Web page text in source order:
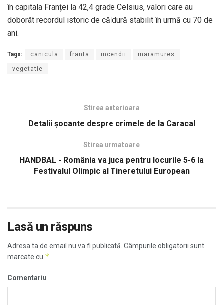
în capitala Franței la 42,4 grade Celsius, valori care au
doborât recordul istoric de căldură stabilit în urmă cu 70 de
ani.
Tags: canicula franta incendii maramures
vegetatie
Stirea anterioara
Detalii şocante despre crimele de la Caracal
Stirea urmatoare
HANDBAL - România va juca pentru locurile 5-6 la
Festivalul Olimpic al Tineretului European
Lasă un răspuns
Adresa ta de email nu va fi publicată. Câmpurile obligatorii sunt
marcate cu *
Comentariu